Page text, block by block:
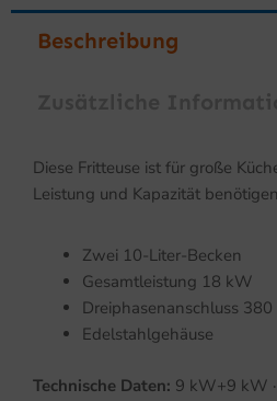
Beschreibung
Diese Fritteuse ist für große
Leistung und Kapazität
Zwei 10-Liter-Becken
Gesamtleistung 18 kW
Dreiphasenanschluss 380
Edelstahlgehäuse
Technische Daten: 9 kW+9 kW